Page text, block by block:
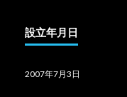
設立年月日
2007年7月3日